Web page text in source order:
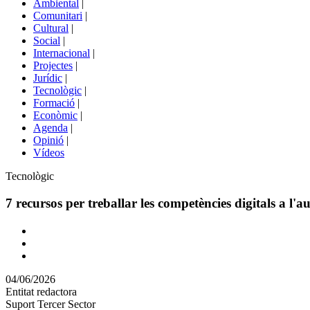
portals
Ambiental
Comunitari |
Cultural |
Social |
Internacional |
Projectes |
Jurídic |
Tecnològic |
Formació |
Econòmic |
Agenda |
Opinió |
Vídeos
Àmbit
la
Tecnològic
7 recursos per treballar les competències digitals a
Comparteix
altres
xarxes
socials
04/06/2026
Entitat redactora
Suport Tercer Sector